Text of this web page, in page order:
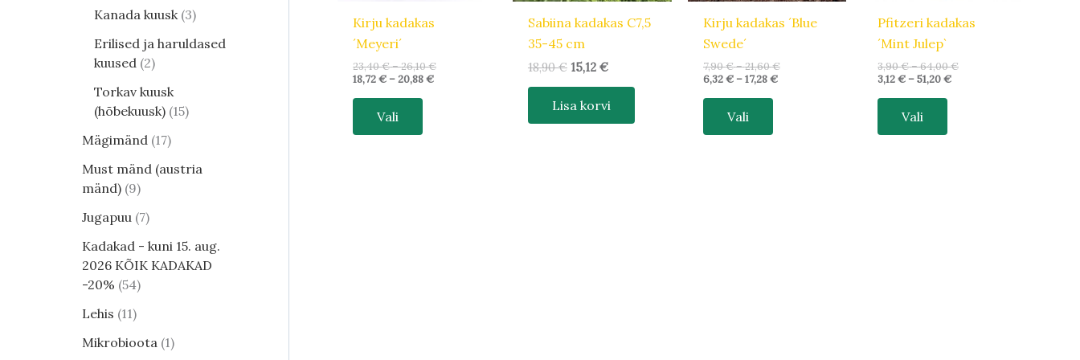
Kanada kuusk 3
Erilised ja haruldased
kuused 2
Torkav kuusk
(hõbekuusk) 15
Mägimänd 17
Must mänd (austria
mänd) 9
Jugapuu 7
Kadakad - kuni 15. aug.
2026 KÕIK KADAKAD
-20% 54
Lehis 11
Mikrobioota 1
Kirju kadakas
´Meyeri´
23,40€–26,10€
18,72€ –20,88€
Vali
tootelehel.
Sabiina kadakas C7,5
35-45 cm
18,90€ 15,12 €
Lisa korvi
Kirju kadakas ´Blue
Swede´
7,90€–21,60€
6,32€ –17,28€
Vali
tootelehel.
Pfitzeri kadakas
´Mint Julep`
3,90€–64,00€
3,12€ – 51,20€
Vali
tootelehel.